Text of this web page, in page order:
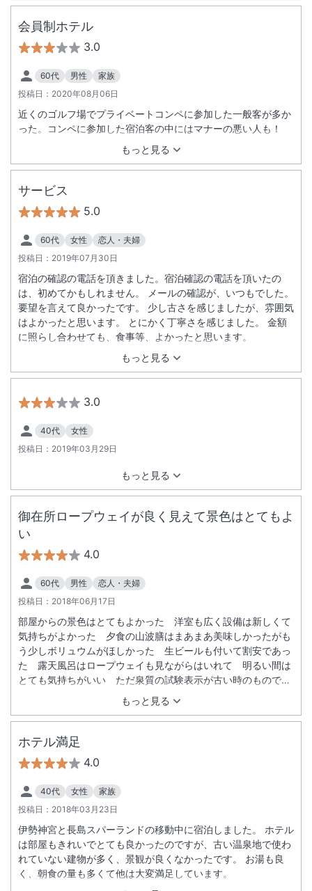
大石公園という川遊びスポットがありました。水遊び準備をし
てこればよかった！！ おまかせ部屋で￥１１０００／人は超お
会員制ホテル
3.0
60代 男性
家族
投稿日： 2020年08月06日
もっと見る
近くのゴルフ場でプライベートコンペに参加した一般客が多か
った。コンペに参加した宿泊客の中にはマナーの悪い人も！
サービス
5.0
60代 女性
恋人・夫婦
投稿日： 2019年07月30日
もっと見る
宿泊の確認の電話を頂きました。宿泊確認の電話を頂いたの
は、初めてかもしれません。 メールの確認が、いつもでした。
要望を言えて良かったです。 少し古さを感じましたが、雰囲気
はよかったと思います。 とにかく丁寧さを感じました。 金額
に照らし合わせても、食事等、よかったと思います。
3.0
40代
女性
投稿日： 2019年03月29日
もっと見る
御在所ロープウェイが良く見えて景色はとてもよ
い
4.0
60代 男性
恋人・夫婦
投稿日： 2018年06月17日
もっと見る
部屋からの景色はとてもよかった 洋室も広く設備は新しくて
気持ちがよかった 夕食の山波膳はまあまあ美味しかったがも
う少しボリュウムがほしかった 生ビールも付いて割安であっ
た 露天風呂はロープウェイも見ながらはいれて 明るい間は
とても気持ちがいい ただ泉質の試験表示が古い時のものであ
り 木の板に彫られていて正式な用紙の掲示がなく自称温泉ソ
ムリエとしては不満であった 循環や掛流しや放射能の測定値
が知りたかったです
ホテル満足
4.0
40代 女性
家族
投稿日： 2018年03月23日
伊勢神宮と長島スパーランドの移動中に宿泊しました。 ホテル
は部屋もきれいでとても良かったのですが、古い温泉地で使わ
れていない建物が多く、景観が良くなかったです。 お湯も良
く、朝食の量も多くて他は大変満足しています。